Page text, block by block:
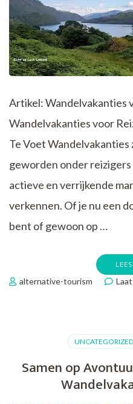
Artikel: Wandelvakanties
Wandelvakanties voor
Te Voet Wandelvakanties
geworden onder reizigers
actieve en verrijkende
verkennen. Of je nu een
bent of gewoon op …
alternative-tourism
UNCATEGORIZED
Samen op